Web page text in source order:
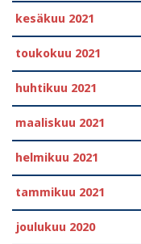
kesäkuu 2021
toukokuu 2021
huhtikuu 2021
maaliskuu 2021
helmikuu 2021
tammikuu 2021
joulukuu 2020